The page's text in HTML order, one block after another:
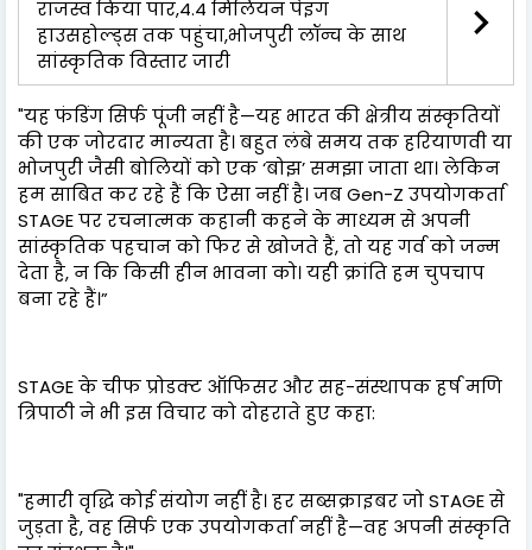
राजस्व किया पार,4.4 मिलियन पेइंग
हाउसहोल्ड्स तक पहुंचा,भोजपुरी लॉन्च के साथ
सांस्कृतिक विस्तार जारी
"यह फंडिंग सिर्फ पूंजी नहीं है—यह भारत की क्षेत्रीय संस्कृतियों
की एक जोरदार मान्यता है। बहुत लंबे समय तक हरियाणवी या
भोजपुरी जैसी बोलियों को एक ‘बोझ’ समझा जाता था। लेकिन
हम साबित कर रहे हैं कि ऐसा नहीं है। जब Gen-Z उपयोगकर्ता
STAGE पर रचनात्मक कहानी कहने के माध्यम से अपनी
सांस्कृतिक पहचान को फिर से खोजते हैं, तो यह गर्व को जन्म
देता है, न कि किसी हीन भावना को। यही क्रांति हम चुपचाप
बना रहे हैं।”
STAGE के चीफ प्रोडक्ट ऑफिसर और सह-संस्थापक हर्ष मणि
त्रिपाठी ने भी इस विचार को दोहराते हुए कहा:
"हमारी वृद्धि कोई संयोग नहीं है। हर सब्सक्राइबर जो STAGE से
जुड़ता है, वह सिर्फ एक उपयोगकर्ता नहीं है—वह अपनी संस्कृति